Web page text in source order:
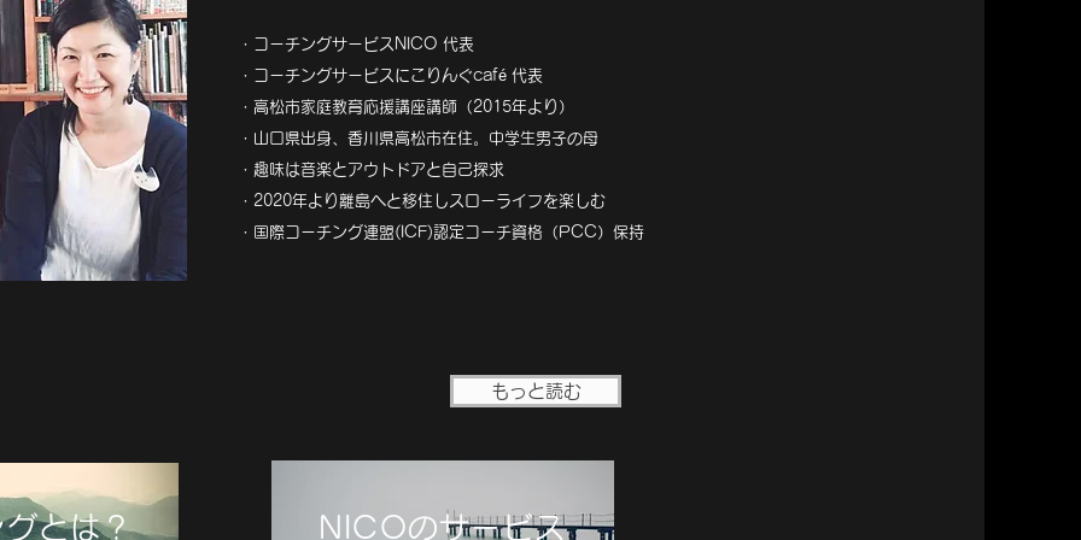
・コーチングサービスNICO 代表
・コーチングサービスにこりんぐcafé 代表
・高松市家庭教育応援講座講師（2015年より）
・山口県出身、香川県高松市在住。中学生男子の母
・趣味は音楽とアウトドアと自己探求
・2020年より離島へと移住しスローライフを楽しむ
・国際コーチング連盟(ICF)認定コーチ資格（PCC）保持
もっと読む
とは？ NICOのサービス